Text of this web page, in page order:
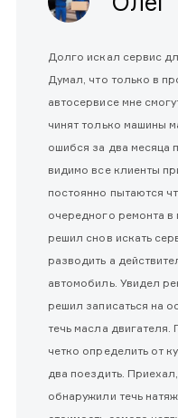
Долго искал сервис
Думал, что только в
автосервисе мне
чинят только машины
ошибся за два месяца
видимо все клиенты
постоянно пытаются
очередного ремонта
решил снов искать
разводить а
автомобиль. Увидел
решил записаться на
течь масла
четко определить от
два поездить.
обнаружили течь